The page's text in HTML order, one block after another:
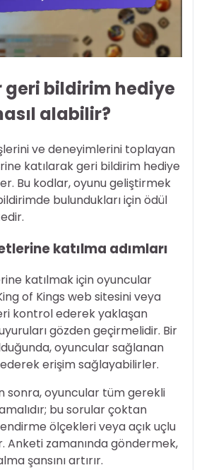
geri bildirim hediye
alabilir?
ve deneyimlerini toplayan
katılarak geri bildirim hediye
Bu kodlar, oyunu geliştirmek
bulundukları için ödül
katılma adımları
katılmak için oyuncular
of Kings web sitesini veya
kontrol ederek yaklaşan
gözden geçirmelidir. Bir
oyuncular sağlanan
erişim sağlayabilirler.
sonra, oyuncular tüm gerekli
bu sorular çoktan
ölçekleri veya açık uçlu
Anketi zamanında göndermek,
şansını artırır.